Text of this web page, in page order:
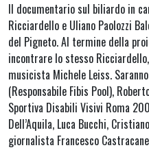
Il documentario sul biliardo in
Ricciardello e Uliano Paolozzi
del Pigneto. Al termine della
incontrare lo stesso
musicista Michele Leiss.
(Responsabile Fibis Pool),
Sportiva Disabili Visivi Roma
Dell’Aquila, Luca Bucchi,
giornalista Francesco